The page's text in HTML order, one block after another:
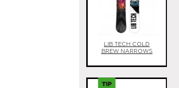
LIB TECH COLD
BREW NARROWS